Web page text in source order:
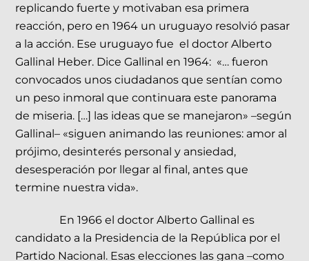
replicando fuerte y motivaban esa primera
reacción, pero en 1964 un uruguayo resolvió pasar
a la acción. Ese uruguayo fue el doctor Alberto
Gallinal Heber. Dice Gallinal en 1964: «… fueron
convocados unos ciudadanos que sentían como
un peso inmoral que continuara este panorama
de miseria. […] las ideas que se manejaron» –según
Gallinal– «siguen animando las reuniones: amor al
prójimo, desinterés personal y ansiedad,
desesperación por llegar al final, antes que
termine nuestra vida».
En 1966 el doctor Alberto Gallinal es
candidato a la Presidencia de la República por el
Partido Nacional. Esas elecciones las gana –como